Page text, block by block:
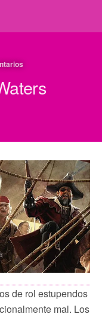
de rol estupendos
mal. Los